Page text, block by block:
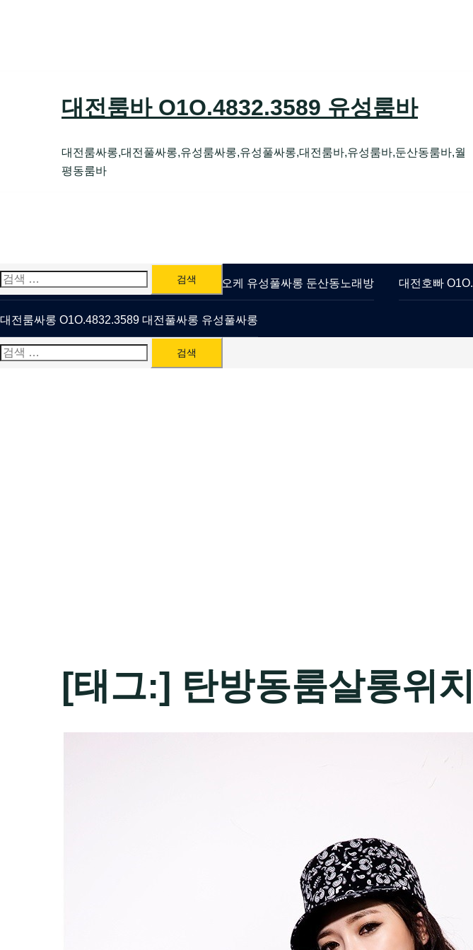
대전룸바 O1O.4832.3589 유성룸바
대전룸싸롱,대전풀싸롱,유성룸싸롱,유성풀싸롱,대전룸바,유성룸바,둔산동룸바,월
평동룸바
검
색:
유성룸싸롱 O1O.4832.3589 대전퍼블릭가라오케 유성풀싸롱 둔산동노래방 대전호빠
대전룸싸롱 O1O.4832.3589 대전풀싸롱 유성풀싸롱
검
[태그:] 탄방동룸살롱위치